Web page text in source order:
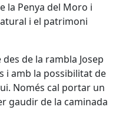
la Penya del Moro i
i el patrimoni
de la rambla Josep
i amb la possibilitat de
Només cal portar un
gaudir de la caminada